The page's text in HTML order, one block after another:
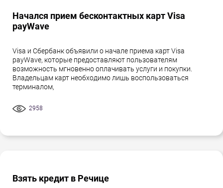
Начался прием бесконтактных карт Visa
payWave
Visa и Сбербанк объявили о начале приема карт Visa
payWave, которые предоставляют пользователям
возможность мгновенно оплачивать услуги и покупки.
Владельцам карт необходимо лишь воспользоваться
терминалом,
2958
Взять кредит в Речице